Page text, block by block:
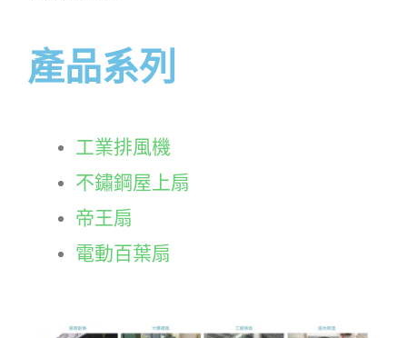
產品系列
工業排風機
不鏽鋼屋上扇
帝王扇
電動百葉扇